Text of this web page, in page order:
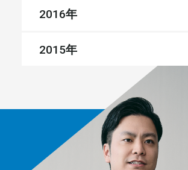
2016年
2015年